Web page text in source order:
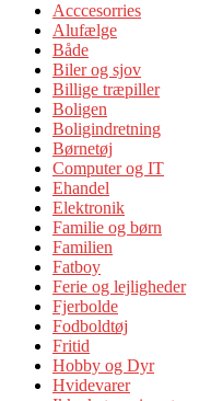
Acccesorries
Alufælge
Både
Biler og sjov
Billige træpiller
Boligen
Boligindretning
Børnetøj
Computer og IT
Ehandel
Elektronik
Familie og børn
Familien
Fatboy
Ferie og lejligheder
Fjerbolde
Fodboldtøj
Fritid
Hobby og Dyr
Hvidevarer